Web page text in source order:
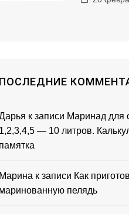
к записи Маринад для
— 10 литров.
к записи Как
пелядь